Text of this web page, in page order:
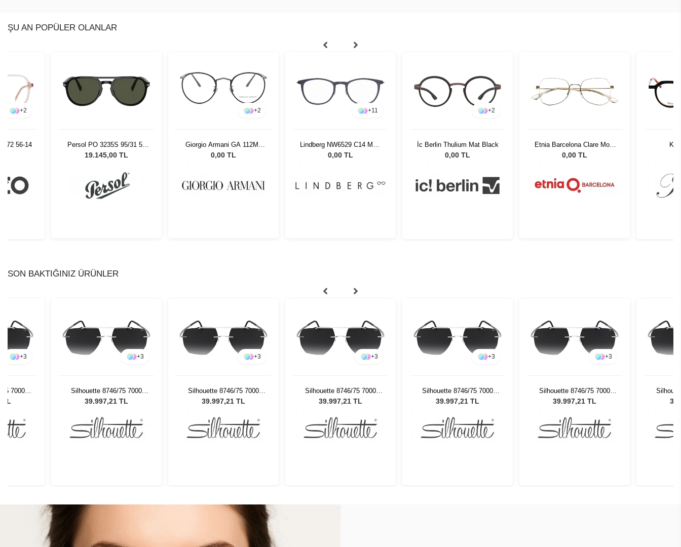
ŞU AN POPÜLER OLANLAR
+2
072 56-14
Persol PO 3235S 95/31 55
Unisex Güneş Gözlüğü
19.145,00 TL
+2
Giorgio Armani GA 112MJ
3260 49
0,00 TL
+11
Lindberg NW6529 C14 MU9
49
0,00 TL
+2
İc Berlin Thulium Mat Black
0,00 TL
Etnia Barcelona Clare More
GDWH 51
0,00 TL
SON BAKTIĞINIZ ÜRÜNLER
+3
7000
TL
+3
Silhouette 8746/75 7000
Erkek Güneş Gözlüğü
39.997,21 TL
+3
Silhouette 8746/75 7000
Erkek Güneş Gözlüğü
39.997,21 TL
+3
Silhouette 8746/75 7000
Erkek Güneş Gözlüğü
39.997,21 TL
+3
Silhouette 8746/75 7000
Erkek Güneş Gözlüğü
39.997,21 TL
+3
Silhouette 8746/75 7000
Erkek Güneş Gözlüğü
39.997,21 TL
Erkek